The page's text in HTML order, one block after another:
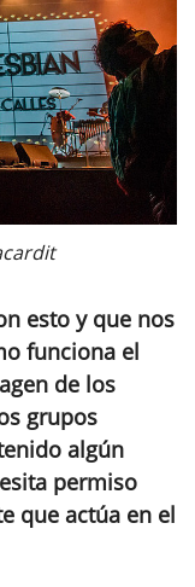
esto y que nos
funciona el
de los
grupos
algún
permiso
que actúa en el